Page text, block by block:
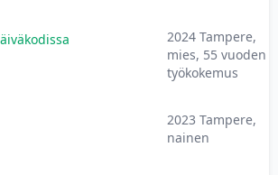
2024 Tampere,
mies, 55 vuoden
työkokemus
2023 Tampere,
nainen